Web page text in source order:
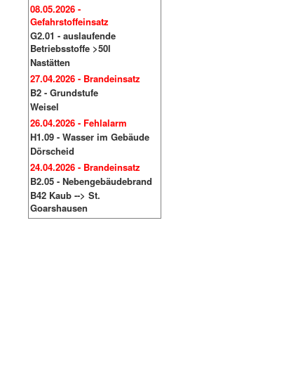
08.05.2026 -
Gefahrstoffeinsatz
G2.01 - auslaufende
Betriebsstoffe >50l
Nastätten
27.04.2026 - Brandeinsatz
B2 - Grundstufe
Weisel
26.04.2026 - Fehlalarm
H1.09 - Wasser im Gebäude
Dörscheid
24.04.2026 - Brandeinsatz
B2.05 - Nebengebäudebrand
B42 Kaub --> St.
Goarshausen